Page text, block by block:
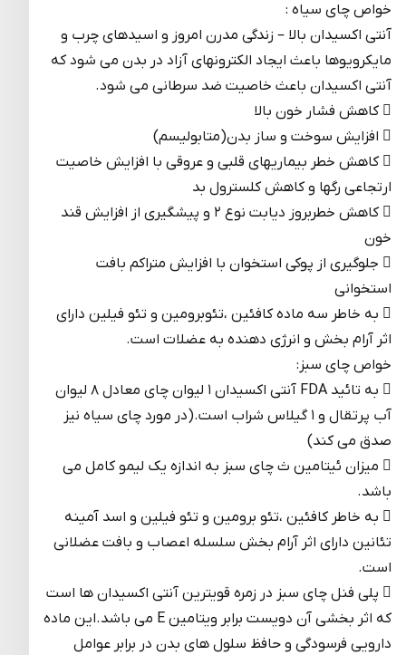
خواص چای سیاه :
آنتی اکسیدان بالا – زندگی مدرن امروز و اسیدهای چرب و
مایکرویوها باعث ایجاد الکترونهای آزاد در بدن می شود که
آنتی اکسیدان باعث خاصیت ضد سرطانی می شود.
 کاهش فشار خون بالا
 افزایش سوخت و ساز بدن(متابولیسم)
 کاهش خطر بیماریهای قلبی و عروقی با افزایش خاصیت
ارتجاعی رگها و کاهش کلسترول بد
 کاهش خطربروز دیابت نوع ۲ و پیشگیری از افزایش قند
خون
 جلوگیری از پوکی استخوان با افزایش متراکم بافت
استخوانی
 به خاطر سه ماده کافئین ،تئوبرومین و تئو فیلین دارای
اثر آرام بخش و انرژی دهنده به عضلات است.
خواص چای سبز:
 به تائید FDA آنتی اکسیدان ۱ لیوان چای معادل ۸ لیوان
آب پرتقال و ۱ گیلاس شراب است.(در مورد چای سیاه نیز
صدق می کند)
 میزان ئیتامین ث چای سبز به اندازه یک لیمو کامل می
باشد.
 به خاطر کافئین ،تئو برومین و تئو فیلین و اسد آمینه
تئانین دارای اثر آرام بخش سلسله اعصاب و بافت عضلانی
است.
 پلی فنل چای سبز در زمره قویترین آنتی اکسیدان ها است
که اثر بخشی آن دویست برابر ویتامین E می باشد.این ماده
دارویی فرسودگی و حافظ سلول های بدن در برابر عوامل